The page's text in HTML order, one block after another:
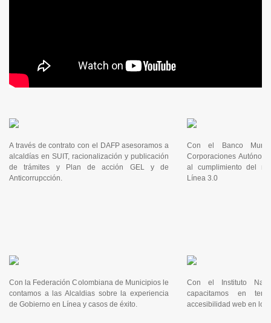
A través de contrato con el DAFP asesoramos a
alcaldías en SUIT, racionalización y publicación
de trámites y Plan de acción GEL y de
Anticorrupcción.
Con el Banco
Corporaciones
al cumplimiento del
Línea 3.0
Con la Federación Colombiana de Municipios le
contamos a las Alcaldias sobre la experiencia
de Gobierno en Línea y casos de éxito.
Con el Instituto
capacitamos en
accesibilidad web en los